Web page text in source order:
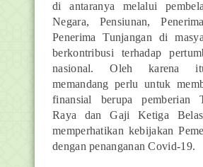
di antaranya melalui
Negara, Pensiunan,
Penerima Tunjangan di
berkontribusi terhadap
nasional. Oleh karena
memandang perlu untuk
finansial berupa pemberian
Raya dan Gaji Ketiga
memperhatikan kebijakan
dengan penanganan Covid-19.